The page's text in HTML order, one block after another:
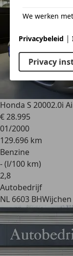
Honda S 20002.0i
€ 28.995
01/2000
129.696 km
Benzine
- (l/100 km)
2,8
Autobedrijf
NL 6603 BHWijchen
We werken
Privacybeleid |
Privacy